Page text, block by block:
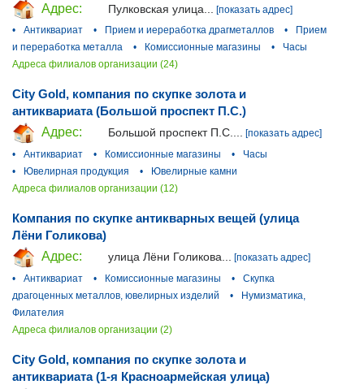
Адрес:
Пулковская улица...
[показать адрес]
•
Антиквариат • Прием и иереработка драгметаллов •
Прием
и переработка металла
• Комиссионные магазины •
Часы
Адреса филиалов организации (24)
City Gold, компания по скупке золота и
антиквариата (Большой проспект П.С.)
Адрес:
Большой проспект П.С.... [показать адрес]
•
Антиквариат • Комиссионные магазины •
Часы
•
Ювелирная продукция •
Ювелирные камни
Адреса филиалов организации (12)
Компания по скупке антикварных вещей (улица
Лёни Голикова)
Адрес:
улица Лёни Голикова...
[показать адрес]
•
Антиквариат • Комиссионные магазины •
Скупка
драгоценных металлов, ювелирных изделий
•
Нумизматика,
Филателия
Адреса филиалов организации (2)
City Gold, компания по скупке золота и
антиквариата (1-я Красноармейская улица)